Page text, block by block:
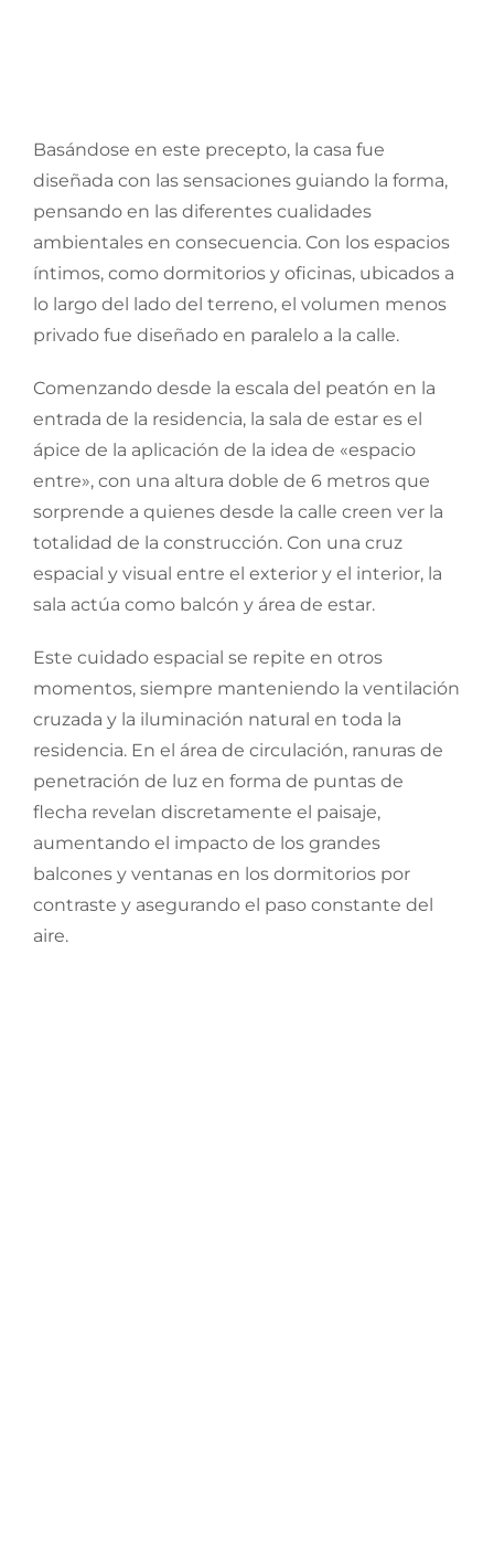
Basándose en este precepto, la casa fue
diseñada con las sensaciones guiando la forma,
pensando en las diferentes cualidades
ambientales en consecuencia. Con los espacios
íntimos, como dormitorios y oficinas, ubicados a
lo largo del lado del terreno, el volumen menos
privado fue diseñado en paralelo a la calle.
Comenzando desde la escala del peatón en la
entrada de la residencia, la sala de estar es el
ápice de la aplicación de la idea de «espacio
entre», con una altura doble de 6 metros que
sorprende a quienes desde la calle creen ver la
totalidad de la construcción. Con una cruz
espacial y visual entre el exterior y el interior, la
sala actúa como balcón y área de estar.
Este cuidado espacial se repite en otros
momentos, siempre manteniendo la ventilación
cruzada y la iluminación natural en toda la
residencia. En el área de circulación, ranuras de
penetración de luz en forma de puntas de
flecha revelan discretamente el paisaje,
aumentando el impacto de los grandes
balcones y ventanas en los dormitorios por
contraste y asegurando el paso constante del
aire.